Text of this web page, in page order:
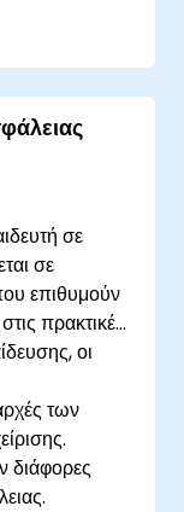
σχέδια
εύρος
και
σε
σε
επιθυμούν
πρακτικές
οι
των
διάφορες